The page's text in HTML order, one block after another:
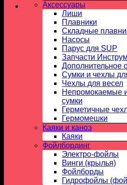
Аксессуары
Лиши
Плавники
Складные
Насосы
Парус для SUP
Запчасти
Дополнительное
Сумки и чехлы
Чехлы для весел
Непромокаемые
сумки
Герметичные
Гермомешки
Каяки и каноэ
Каяки
Фойлбординг
Электро-фойлы
Винги (крылья)
Фойлборды
Гидрофойлы